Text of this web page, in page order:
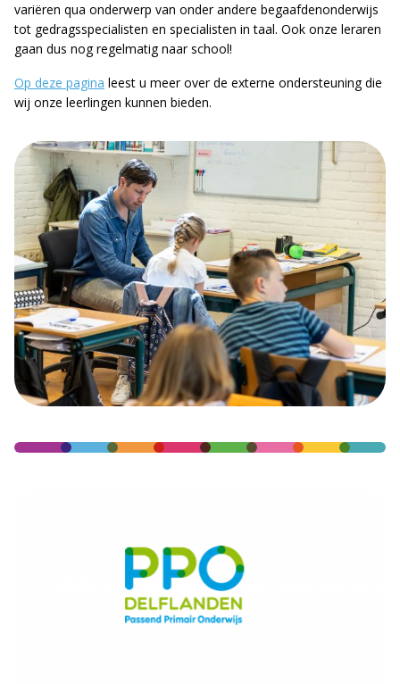
variëren qua onderwerp van onder andere begaafdenonderwijs
tot gedragsspecialisten en specialisten in taal. Ook onze leraren
gaan dus nog regelmatig naar school!
Op deze pagina leest u meer over de externe ondersteuning die
wij onze leerlingen kunnen bieden.